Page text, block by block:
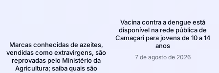
Marcas conhecidas de azeites,
vendidas como extravirgens, são
reprovadas pelo Ministério da
Agricultura; saiba quais são
Vacina contra a dengue está
disponível na rede pública de
Camaçari para jovens de 10 a 14
anos
7 de agosto de 2026